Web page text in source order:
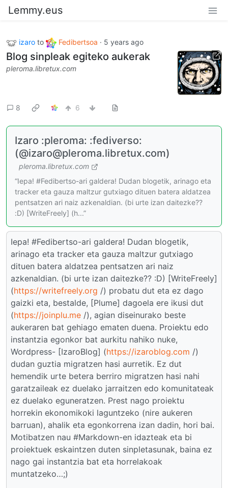
Lemmy.eus
izaro to Fedibertsoa · 5 years ago
Blog sinpleak egiteko aukerak
pleroma.libretux.com
8 6
Izaro :pleroma: :fediverso:
(@izaro@pleroma.libretux.com)
pleroma.libretux.com
“Iepa! #Fedibertso-ari galdera! Dudan blogetik, arinago eta
tracker eta gauza maltzur gutxiago dituen batera aldatzea
pentsatzen ari naiz azkenaldian. (bi urte izan daitezke??
:D) [WriteFreely] (h...”
Iepa! #Fedibertso-ari galdera! Dudan blogetik,
arinago eta tracker eta gauza maltzur gutxiago
dituen batera aldatzea pentsatzen ari naiz
azkenaldian. (bi urte izan daitezke?? :D) [WriteFreely]
(https://writefreely.org /) probatu dut eta ez dago
gaizki eta, bestalde, [Plume] dagoela ere ikusi dut
(https://joinplu.me /), agian diseinurako beste
aukeraren bat gehiago ematen duena. Proiektu edo
instantzia egonkor bat aurkitu nahiko nuke,
Wordpress- [IzaroBlog] (https://izaroblog.com /)
dudan guztia migratzen hasi aurretik. Ez dut
hemendik urte betera berriro migratzen hasi nahi
garatzaileak ez duelako jarraitzen edo komunitateak
ez duelako eguneratzen. Prest nago proiektu
horrekin ekonomikoki laguntzeko (nire aukeren
barruan), ahalik eta egonkorrena izan dadin, hori bai.
Motibatzen nau #Markdown-en idazteak eta bi
proiektuek eskaintzen duten sinpletasunak, baina ez
nago gai instantzia bat eta horrelakoak
muntatzeko…;)